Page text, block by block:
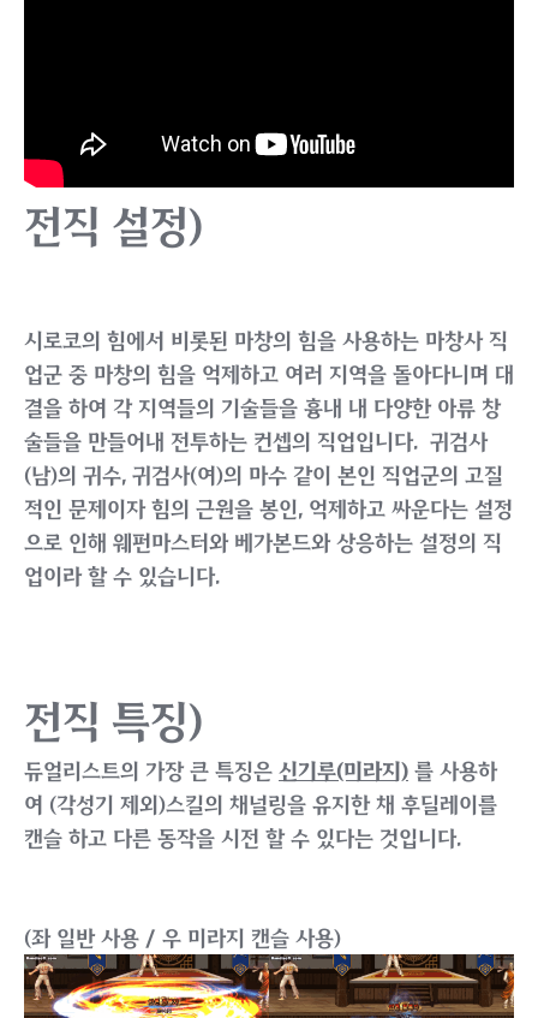
전직 설정)
시로코의 힘에서 비롯된 마창의 힘을 사용하는 마창사 직
업군 중 마창의 힘을 억제하고 여러 지역을 돌아다니며 대
결을 하여 각 지역들의 기술들을 흉내 내 다양한 아류 창
술들을 만들어내 전투하는 컨셉의 직업입니다. 귀검사
(남)의 귀수, 귀검사(여)의 마수 같이 본인 직업군의 고질
적인 문제이자 힘의 근원을 봉인, 억제하고 싸운다는 설정
으로 인해 웨펀마스터와 베가본드와 상응하는 설정의 직
업이라 할 수 있습니다.
전직 특징)
듀얼리스트의 가장 큰 특징은 신기루(미라지) 를 사용하
여 (각성기 제외)스킬의 채널링을 유지한 채 후딜레이를
캔슬 하고 다른 동작을 시전 할 수 있다는 것입니다.
(좌 일반 사용 / 우 미라지 캔슬 사용)